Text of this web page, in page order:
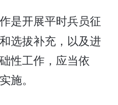
是开展平时兵员征
选拔补充，以及进
性工作，应当依
施。